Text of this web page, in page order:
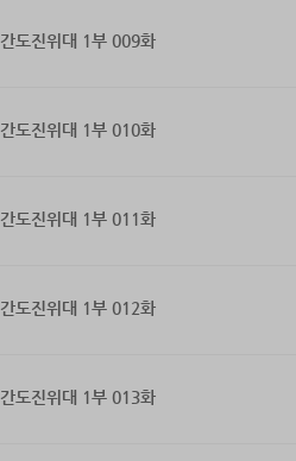
간도진위대 1부 009화
간도진위대 1부 010화
간도진위대 1부 011화
간도진위대 1부 012화
간도진위대 1부 013화